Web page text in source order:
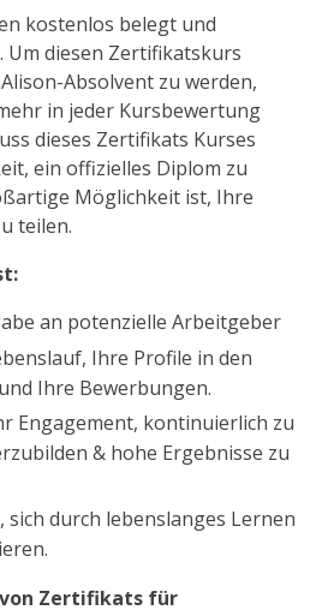
kostenlos belegt und
Um diesen Zertifikatskurs
Absolvent zu werden,
in jeder Kursbewertung
dieses Zertifikats Kurses
ein offizielles Diplom zu
Möglichkeit ist, Ihre
teilen.
an potenzielle Arbeitgeber
Ihre Profile in den
Ihre Bewerbungen.
Engagement, kontinuierlich zu
& hohe Ergebnisse zu
sich durch lebenslanges Lernen
Zertifikats für